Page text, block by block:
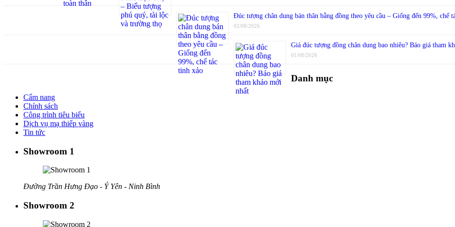
Đúc tượng chân dung bán thân bằng đồng theo yêu cầu – Giống đến 99%, chế
02/08/2026
Giá đúc tượng đồng chân dung bao nhiêu? Báo giá tham
01/08/2026
Danh mục
Cẩm nang
Chính sách
Công trình tiêu biểu
Dịch vụ mạ thiếp vàng
Tin tức
Showroom 1
Đường Trần Hưng Đạo - Ý Yên - Ninh Bình
Showroom 2